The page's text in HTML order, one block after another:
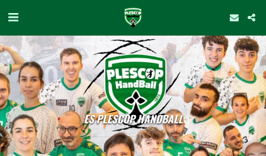
ES PLESCOP HANDBALL